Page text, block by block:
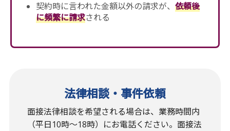
契約時に言われた金額以外の請求が、 依頼後
に頻繁に請求される
法律相談・事件依頼
面接法律相談を希望される場合は、業務時間内
（平日10時〜18時）にお電話ください。面接法